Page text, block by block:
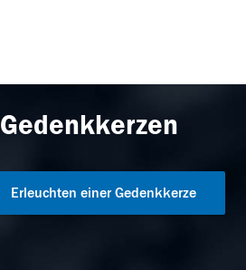
Gedenkkerzen
Erleuchten einer Gedenkkerze